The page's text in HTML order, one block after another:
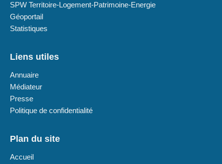
SPW Territoire-Logement-Patrimoine-Energie
Géoportail
Statistiques
Liens utiles
Annuaire
Médiateur
Presse
Politique de confidentialité
Plan du site
Accueil